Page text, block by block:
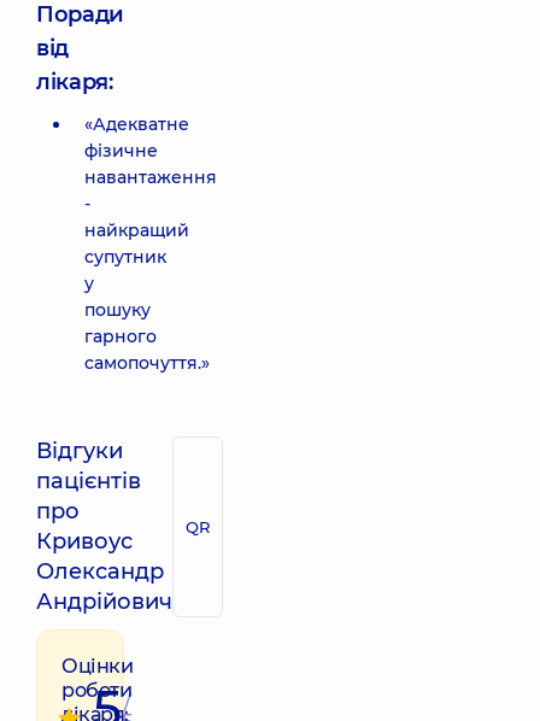
Поради
від
лікаря:
«Адекватне
фізичне
навантаження
-
найкращий
супутник
у
пошуку
гарного
самопочуття.»
Відгуки
пацієнтів
про
Кривоус
Олександр
Андрійович
QR
Оцінки
роботи
лікаря:
/